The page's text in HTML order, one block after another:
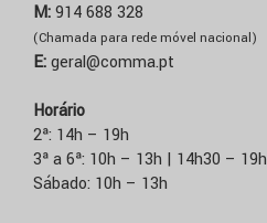
M:914 688 328
(Chamada para rede móvel nacional)
E:geral@comma.pt
Horário
2ª: 14h – 19h
3ª a 6ª: 10h – 13h | 14h30 – 19h
Sábado: 10h – 13h